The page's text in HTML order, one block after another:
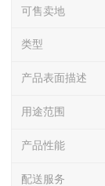
可售卖地
类型
产品表面描述
用途范围
产品性能
配送服务